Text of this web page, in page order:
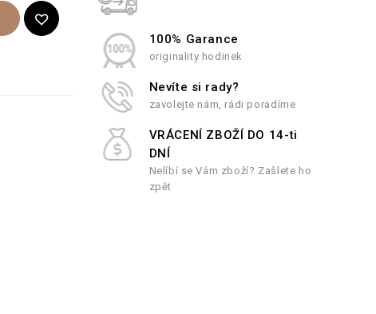
100% Garance
originality hodinek
Nevíte si rady?
zavolejte nám, rádi poradíme
VRÁCENÍ ZBOŽÍ DO 14-ti
DNÍ
Nelíbí se Vám zboží? Zašlete ho
zpět